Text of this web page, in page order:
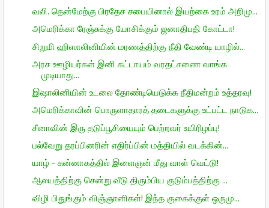
வலி. தென்மேற்கு பிரதேச சபையினால் இயற்கை உரம் அறிமு...
அமெரிக்கா ரேஞ்சுக்கு யோசிக்கும் ஜனாதிபதி கோட்டா!
சிறுமி ஹிஸாலினியின் மரணத்திற்கு நீதி வேண்டி யாழில்...
அரச ஊழியர்கள் இனி கட்டாயம் வரதட்சணை வாங்க
முடியாது...
இஷாலினியின் உடலை தோண்டியெடுக்க நீதிமன்றம் உத்தரவு!
அமெரிக்காவின் பொருளாதாரத் தடைகளுக்கு உட்பட்ட நாடுக...
சீனாவின் இரு தடுப்பூசியையும் பெற்றவர் உயிரிழப்பு!
பல்வேறு தரப்பினரின் எதிர்ப்பின் மத்தியில் வடக்கின்...
யாழ் - சுன்னாகத்தில் இளைஞன் மீது வாள் வெட்டு!
ஆலயத்திற்கு சென்று வீடு திரும்பிய குடும்பத்திற்கு ...
விழி பிதுங்கும் விஞ்ஞானிகள்! இந்த குகைக்குள் ஒருமு...